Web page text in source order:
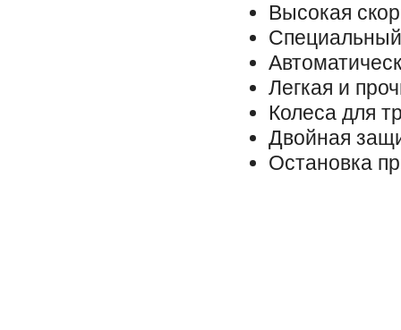
Высокая
Легкая и
Колеса для
Двойная
Остановка